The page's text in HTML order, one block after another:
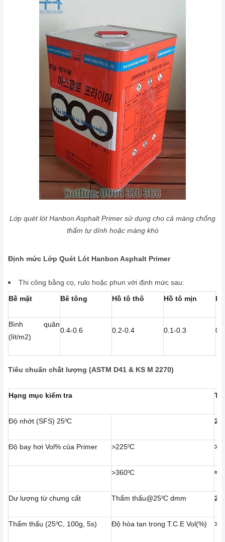
Lớp quét lót Hanbon Asphalt Primer sử dụng cho cả màng chống
thấm tự dính hoặc màng khò
Định mức Lớp Quét Lót Hanbon Asphalt Primer
Thi công bằng cọ, rulo hoặc phun với định mức sau:
Bề mặt
Bê tông Hồ tô thô Hồ tô mịn
Bình quân
(lít/m2)
0.4-0.6 0.2-0.4 0.1-0.3
Tiêu chuẩn chất lượng (ASTM D41 & KS M 2270)
Hạng mục kiểm tra
Độ nhớt (SFS) 250C
Độ bay hơi Vol% của Primer >2250C
>3600C
Dư lượng từ chưng cất Thẩm thấu@250C dmm 20
Thẩm thấu (250C, 100g, 5s) Độ hòa tan trong T.C.E Vol(%)